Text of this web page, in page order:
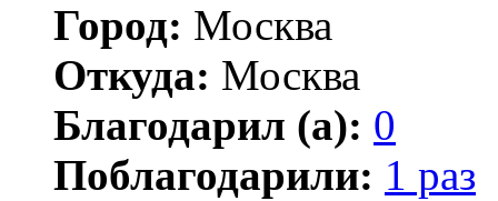
Город: Москва
Откуда: Москва
Благодарил (а): 0
Поблагодарили: 1 раз